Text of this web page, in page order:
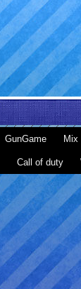
GunGame Mix
Call of duty